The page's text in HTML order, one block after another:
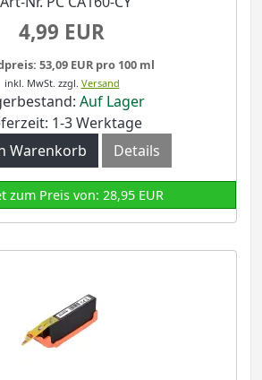
4,99 EUR
53,09 EUR pro 100 ml
inkl. MwSt. zzgl. Versand
Auf Lager
1-3 Werktage
Warenkorb
Details
zum Preis von: 28,95 EUR